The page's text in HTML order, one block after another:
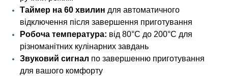
Таймер на 60 хвилин для автоматичного
відключення після завершення приготування
Робоча температура: від 80°C до 200°C для
різноманітних кулінарних завдань
Звуковий сигнал по завершенню приготування
для вашого комфорту